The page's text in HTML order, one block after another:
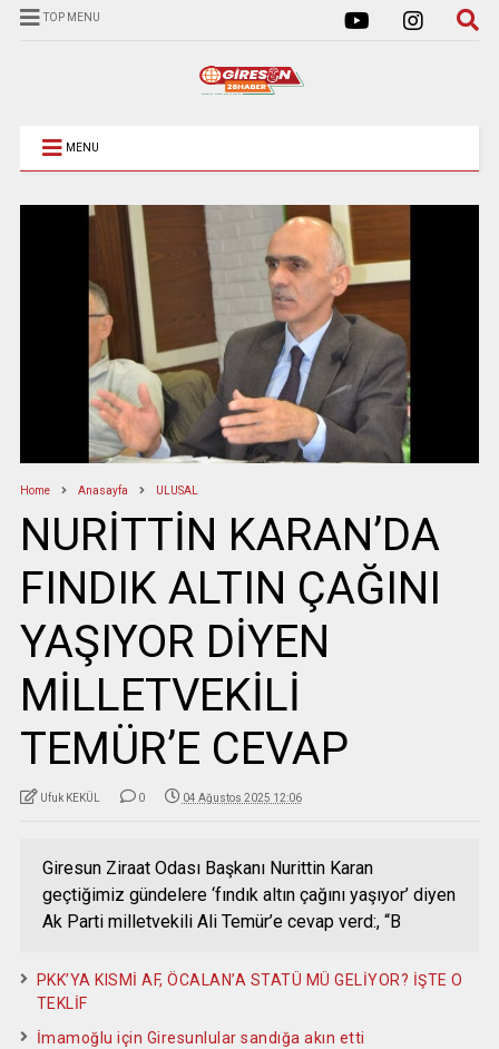
TOP MENU
MENU
Home Anasayfa ULUSAL
NURİTTİN KARAN’DA
FINDIK ALTIN ÇAĞINI
YAŞIYOR DİYEN
MİLLETVEKİLİ
TEMÜR’E CEVAP
Ufuk KEKÜL 0 04 Ağustos 2025 12:06
Giresun Ziraat Odası Başkanı Nurittin Karan
geçtiğimiz gündelere ‘fındık altın çağını yaşıyor’ diyen
Ak Parti milletvekili Ali Temür’e cevap verd:, “B
PKK’YA KISMİ AF, ÖCALAN’A STATÜ MÜ GELİYOR? İŞTE O
TEKLİF
İmamoğlu için Giresunlular sandığa akın etti